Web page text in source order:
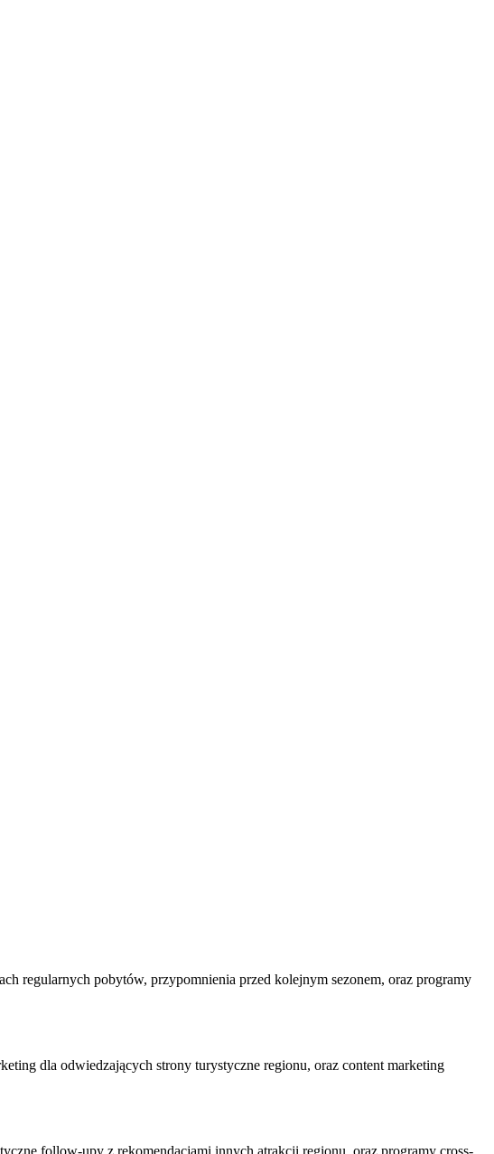
regularnych pobytów, przypomnienia przed kolejnym sezonem, oraz programy
dla odwiedzających strony turystyczne regionu, oraz content marketing